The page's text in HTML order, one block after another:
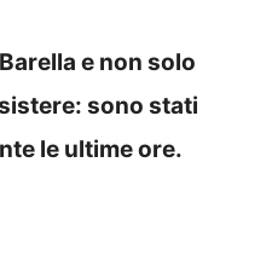
e non solo
sono stati
le ultime ore.